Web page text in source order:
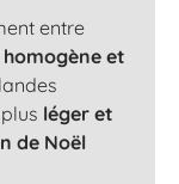
entre
et
léger et
de Noël